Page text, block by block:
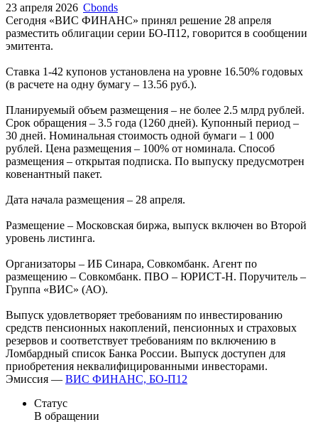
23 апреля 2026 Cbonds
Сегодня «ВИС ФИНАНС» принял решение 28 апреля
разместить облигации серии БО-П12, говорится в сообщении
эмитента.
Ставка 1-42 купонов установлена на уровне 16.50% годовых
(в расчете на одну бумагу – 13.56 руб.).
Планируемый объем размещения – не более 2.5 млрд рублей.
Срок обращения – 3.5 года (1260 дней). Купонный период –
30 дней. Номинальная стоимость одной бумаги – 1 000
рублей. Цена размещения – 100% от номинала. Способ
размещения – открытая подписка. По выпуску предусмотрен
ковенантный пакет.
Дата начала размещения – 28 апреля.
Размещение – Московская биржа, выпуск включен во Второй
уровень листинга.
Организаторы – ИБ Синара, Совкомбанк. Агент по
размещению – Совкомбанк. ПВО – ЮРИСТ-Н. Поручитель –
Группа «ВИС» (АО).
Выпуск удовлетворяет требованиям по инвестированию
средств пенсионных накоплений, пенсионных и страховых
резервов и соответствует требованиям по включению в
Ломбардный список Банка России. Выпуск доступен для
приобретения неквалифицированными инвесторами.
Эмиссия — ВИС ФИНАНС, БО-П12
Статус
В обращении